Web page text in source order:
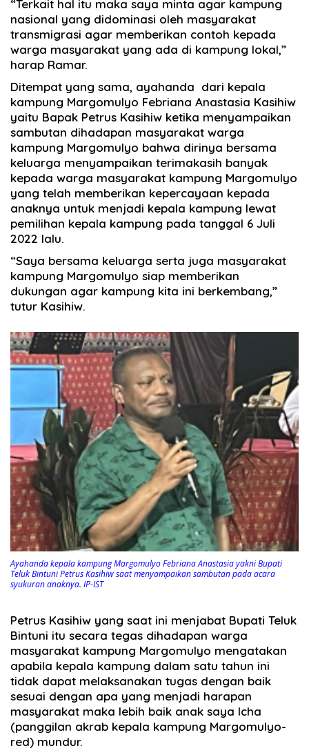
“Terkait hal itu maka saya minta agar kampung
nasional yang didominasi oleh masyarakat
transmigrasi agar memberikan contoh kepada
warga masyarakat yang ada di kampung lokal,”
harap Ramar.
Ditempat yang sama, ayahanda dari kepala
kampung Margomulyo Febriana Anastasia Kasihiw
yaitu Bapak Petrus Kasihiw ketika menyampaikan
sambutan dihadapan masyarakat warga
kampung Margomulyo bahwa dirinya bersama
keluarga menyampaikan terimakasih banyak
kepada warga masyarakat kampung Margomulyo
yang telah memberikan kepercayaan kepada
anaknya untuk menjadi kepala kampung lewat
pemilihan kepala kampung pada tanggal 6 Juli
2022 lalu.
“Saya bersama keluarga serta juga masyarakat
kampung Margomulyo siap memberikan
dukungan agar kampung kita ini berkembang,”
tutur Kasihiw.
Ayahanda kepala kampung Margomulyo Febriana Anastasia yakni Bupati
Teluk Bintuni Petrus Kasihiw saat menyampaikan sambutan pada acara
syukuran anaknya. IP-IST
Petrus Kasihiw yang saat ini menjabat Bupati Teluk
Bintuni itu secara tegas dihadapan warga
masyarakat kampung Margomulyo mengatakan
apabila kepala kampung dalam satu tahun ini
tidak dapat melaksanakan tugas dengan baik
sesuai dengan apa yang menjadi harapan
masyarakat maka lebih baik anak saya Icha
(panggilan akrab kepala kampung Margomulyo-
red) mundur.